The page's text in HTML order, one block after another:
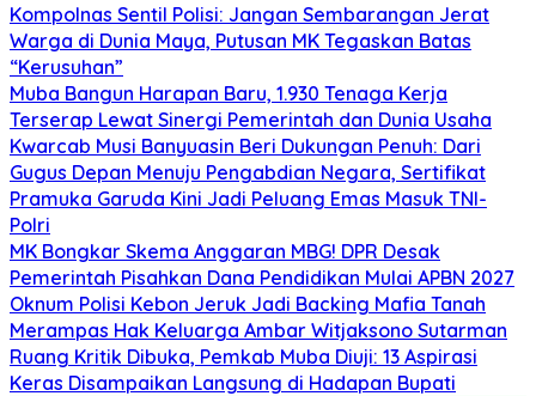
Kompolnas Sentil Polisi: Jangan Sembarangan Jerat
Warga di Dunia Maya, Putusan MK Tegaskan Batas
“Kerusuhan”
Muba Bangun Harapan Baru, 1.930 Tenaga Kerja
Terserap Lewat Sinergi Pemerintah dan Dunia Usaha
Kwarcab Musi Banyuasin Beri Dukungan Penuh: Dari
Gugus Depan Menuju Pengabdian Negara, Sertifikat
Pramuka Garuda Kini Jadi Peluang Emas Masuk TNI-
Polri
MK Bongkar Skema Anggaran MBG! DPR Desak
Pemerintah Pisahkan Dana Pendidikan Mulai APBN 2027
Oknum Polisi Kebon Jeruk Jadi Backing Mafia Tanah
Merampas Hak Keluarga Ambar Witjaksono Sutarman
Ruang Kritik Dibuka, Pemkab Muba Diuji: 13 Aspirasi
Keras Disampaikan Langsung di Hadapan Bupati